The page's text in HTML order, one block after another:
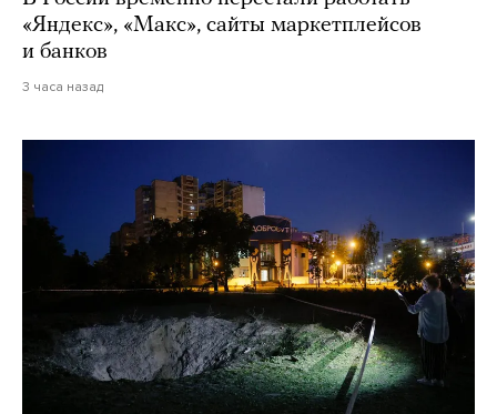
«Яндекс», «Макс», сайты маркетплейсов
и банков
3 часа назад